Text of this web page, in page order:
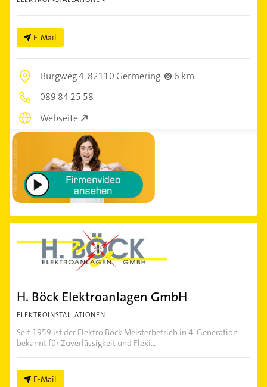
E-Mail
Burgweg 4,82110 Germering
6 km
089 84 25 58
Webseite
H. Böck Elektroanlagen GmbH
ELEKTROINSTALLATIONEN
Seit 1959 ist der Elektro Böck Meisterbetrieb in 4. Generation
bekannt für Zuverlässigkeit und Flexi...
E-Mail